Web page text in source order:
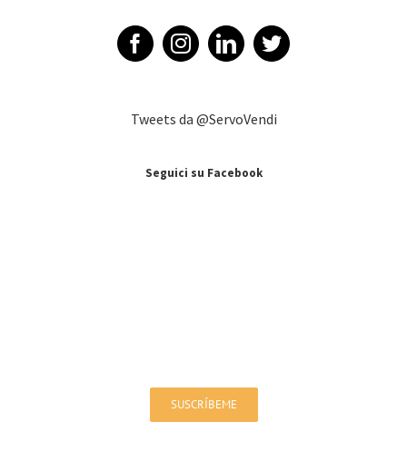
Tweets da @ServoVendi
Seguici su Facebook
SUSCRÍBEME